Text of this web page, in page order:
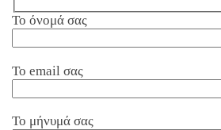
Το όνομά σας
Το email σας
Το μήνυμά σας